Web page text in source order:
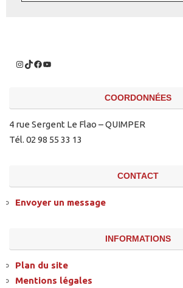
COORDONNÉES
4 rue Sergent Le Flao – QUIMPER
Tél. 02 98 55 33 13
CONTACT
Envoyer un message
INFORMATIONS
Plan du site
Mentions légales